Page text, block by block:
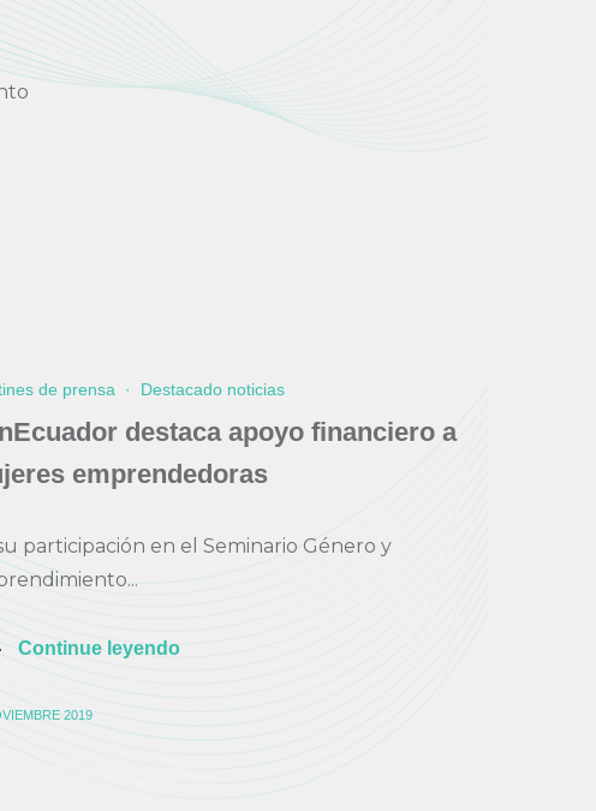
de prensa · Destacado noticias
destaca apoyo financiero a
emprendedoras
participación en el Seminario Género y
Continue leyendo
2019